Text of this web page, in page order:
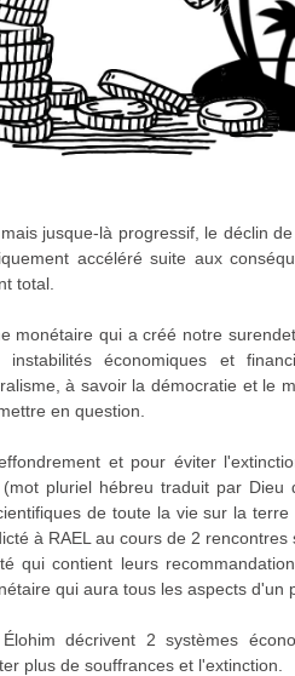
jusque-là progressif, le déclin
accéléré suite aux
total.
monétaire qui a créé notre
économiques et
à savoir la démocratie et le
en question.
et pour éviter
pluriel hébreu traduit par
de toute la vie sur la
à RAEL au cours de 2
qui contient leurs
qui aura tous les aspects d'un
décrivent 2 systèmes
plus de souffrances et l'extinction.